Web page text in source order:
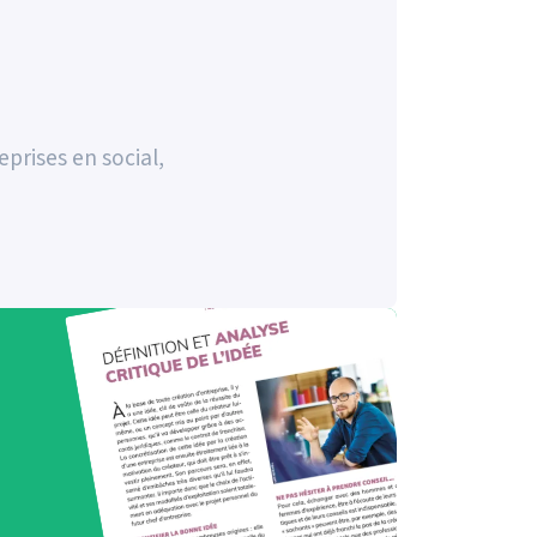
en social,